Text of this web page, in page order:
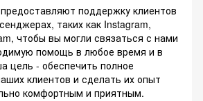
поддержку клиентов
таких как Instagram,
чтобы вы могли связаться с нами
помощь в любое время и в
цель - обеспечить полное
клиентов и сделать их опыт
комфортным и приятным.